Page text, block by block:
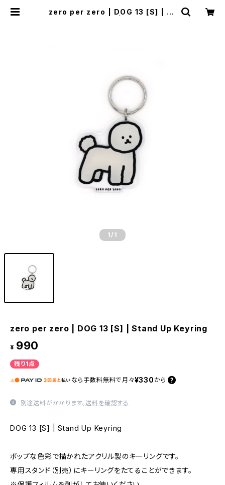
zero per zero | DOG 13 [S] | St
1 /1
zero per zero | DOG 13 [S] | Stand Up Keyring
¥ 990
残り1点
なら 手数料無料で 月々¥330 から
別途送料がかかります。送料を確認する
DOG 13 [S] | Stand Up Keyring
ポップな色彩で描かれたアクリル製のキーリングです。
専用スタンド（別売）にキーリングをたてることができます。